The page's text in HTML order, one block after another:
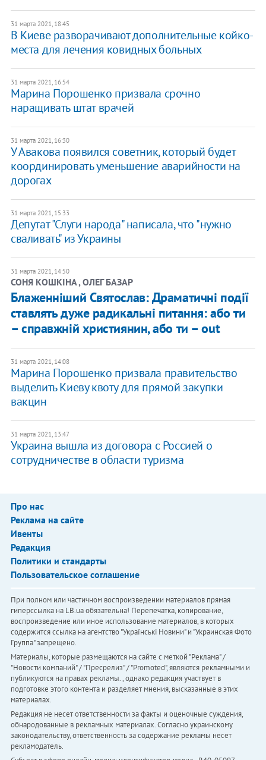
31 марта 2021, 18:45
В Киеве разворачивают дополнительные койко-
места для лечения ковидных больных
31 марта 2021, 16:54
Марина Порошенко призвала срочно
наращивать штат врачей
31 марта 2021, 16:30
У Авакова появился советник, который будет
координировать уменьшение аварийности на
дорогах
31 марта 2021, 15:33
Депутат "Слуги народа" написала, что "нужно
сваливать" из Украины
31 марта 2021, 14:50
СОНЯ КОШКІНА , ОЛЕГ БАЗАР
Блаженніший Святослав: Драматичні події
ставлять дуже радикальні питання: або ти
– справжній християнин, або ти – out
31 марта 2021, 14:08
​Марина Порошенко призвала правительство
выделить Киеву квоту для прямой закупки
вакцин
31 марта 2021, 13:47
Украина вышла из договора с Россией о
сотрудничестве в области туризма
Про нас
Реклама на сайте
Ивенты
Редакция
Политики и стандарты
Пользовательское соглашение
При полном или частичном воспроизведении материалов прямая
гиперссылка на LB.ua обязательна! Перепечатка, копирование,
воспроизведение или иное использование материалов, в которых
содержится ссылка на агентство "Українськi Новини" и "Украинская Фото
Группа" запрещено.
Материалы, которые размещаются на сайте с меткой "Реклама" /
"Новости компаний" / "Пресрелиз" / "Promoted", являются рекламными и
публикуются на правах рекламы. , однако редакция участвует в
подготовке этого контента и разделяет мнения, высказанные в этих
материалах.
Редакция не несет ответственности за факты и оценочные суждения,
обнародованные в рекламных материалах. Согласно украинскому
законодательству, ответственность за содержание рекламы несет
рекламодатель.